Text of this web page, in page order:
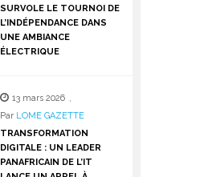
SURVOLE LE TOURNOI DE
L’INDÉPENDANCE DANS
UNE AMBIANCE
ÉLECTRIQUE
13 mars 2026 ,
Par LOME GAZETTE
TRANSFORMATION
DIGITALE : UN LEADER
PANAFRICAIN DE L’IT